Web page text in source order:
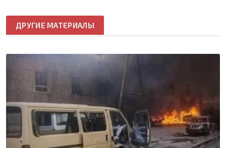
ДРУГИЕ МАТЕРИАЛЫ